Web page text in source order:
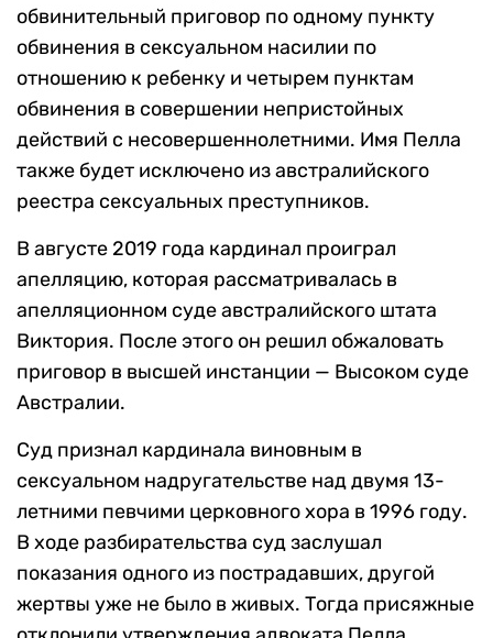
обвинительный приговор по одному пункту
обвинения в сексуальном насилии по
отношению к ребенку и четырем пунктам
обвинения в совершении непристойных
действий с несовершеннолетними. Имя Пелла
также будет исключено из австралийского
реестра сексуальных преступников.
В августе 2019 года кардинал проиграл
апелляцию, которая рассматривалась в
апелляционном суде австралийского штата
Виктория. После этого он решил обжаловать
приговор в высшей инстанции — Высоком суде
Австралии.
Суд признал кардинала виновным в
сексуальном надругательстве над двумя 13-
летними певчими церковного хора в 1996 году.
В ходе разбирательства суд заслушал
показания одного из пострадавших, другой
жертвы уже не было в живых. Тогда присяжные